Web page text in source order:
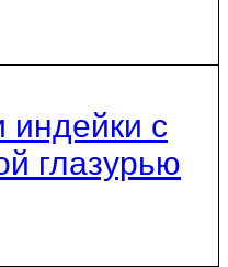
с
глазурью